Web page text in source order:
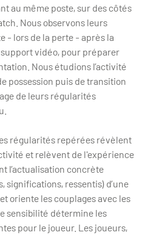
au même poste, sur des côtés
Nous observons leurs
- lors de la perte - après la
vidéo, pour préparer
Nous étudions l’activité
possession puis de transition
de leurs régularités
régularités repérées révèlent
et relèvent de l'expérience
l’actualisation concrète
significations, ressentis) d’une
oriente les couplages avec les
sensibilité détermine les
pour le joueur. Les joueurs,